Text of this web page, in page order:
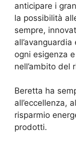
anticipare i
la possibilità
sempre,
ogni esigenza
nell’ambito del
Beretta ha
all’eccellenza,
risparmio
prodotti.